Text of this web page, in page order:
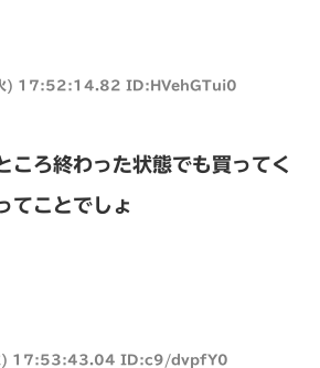
17:52:14.82 ID:HVehGTui0
ころ終わった状態でも買ってく
てことでしょ
17:53:43.04 ID:c9/dvpfY0